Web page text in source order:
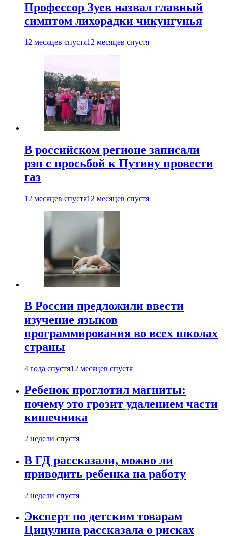
Профессор Зуев назвал главный
симптом лихорадки чикунгунья
12 месяцев спустя12 месяцев спустя
В российском регионе записали
рэп с просьбой к Путину провести
газ
12 месяцев спустя12 месяцев спустя
В России предложили ввести
изучение языков
программирования во всех школах
страны
4 года спустя12 месяцев спустя
Ребенок проглотил магниты:
почему это грозит удалением части
кишечника
2 недели спустя
В ГД рассказали, можно ли
приводить ребенка на работу
2 недели спустя
Эксперт по детским товарам
Цицулина рассказала о рисках